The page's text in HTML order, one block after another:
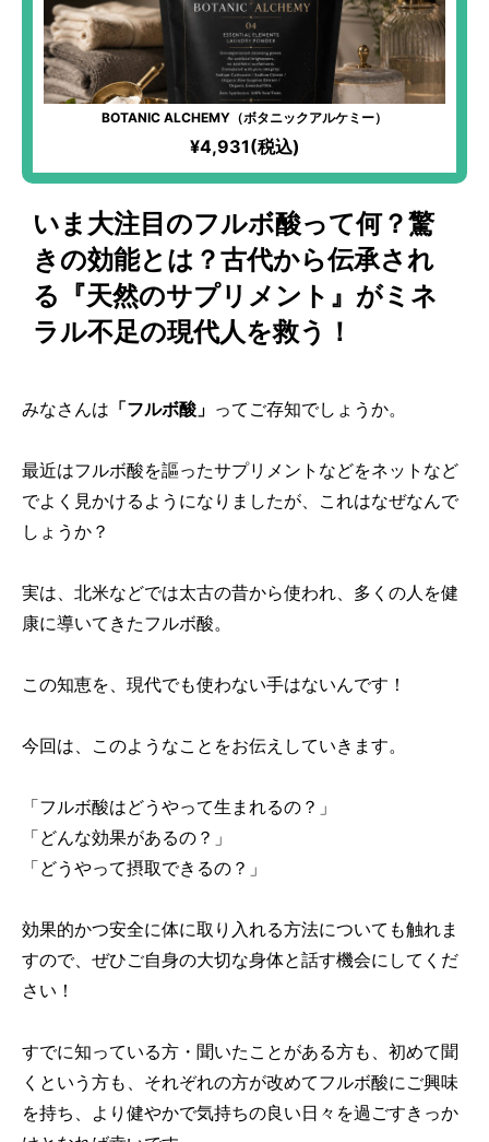
BOTANIC ALCHEMY（ボタニックアルケミー）
¥4,931(税込)
いま大注目のフルボ酸って何？驚
きの効能とは？古代から伝承され
る『天然のサプリメント』がミネ
ラル不足の現代人を救う！
みなさんは 「フルボ酸」 ってご存知でしょうか。
最近はフルボ酸を謳ったサプリメントなどをネットなど
でよく見かけるようになりましたが、これはなぜなんで
しょうか？
実は、北米などでは太古の昔から使われ、多くの人を健
康に導いてきたフルボ酸。
この知恵を、現代でも使わない手はないんです！
今回は、このようなことをお伝えしていきます。
「フルボ酸はどうやって生まれるの？」
「どんな効果があるの？」
「どうやって摂取できるの？」
効果的かつ安全に体に取り入れる方法についても触れま
すので、ぜひご自身の大切な身体と話す機会にしてくだ
さい！
すでに知っている方・聞いたことがある方も、初めて聞
くという方も、それぞれの方が改めてフルボ酸にご興味
を持ち、より健やかで気持ちの良い日々を過ごすきっか